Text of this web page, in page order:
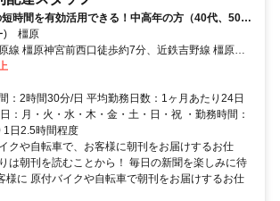
時間を有効活用できる！中高年の方（40代、50
) 橿原
線 橿原神宮前西口徒歩約7分、近鉄吉野線 橿原神
、近鉄南大阪線 橿原神宮前西口徒歩約7分
：2時間30分/日 平均勤務日数：1ヶ月あたり24日
：月・火・水・木・金・土・日・祝 ・勤務時間：
日2.5時間程度
クや自転車で、お客様に朝刊をお届けするお仕
は朝刊を読むことから！ 毎日の新聞を楽しみに待
様に 原付バイクや自転車で朝刊をお届けするお仕